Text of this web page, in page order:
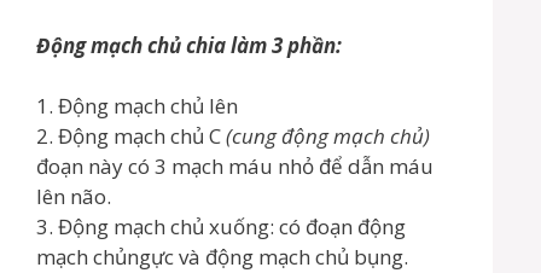
Động mạch chủ chia làm 3 phần:
1. Động mạch chủ lên
2. Động mạch chủ C(cung động mạch chủ)
đoạn này có 3 mạch máu nhỏ để dẫn máu
lên não.
3. Động mạch chủ xuống: có đoạn động
mạch chủngực và động mạch chủ bụng.